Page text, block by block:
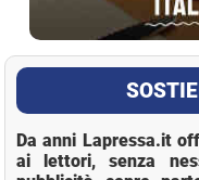
Da anni Lapressa.it
ai lettori, senza